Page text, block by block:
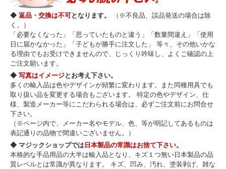
◆ 返品・交換は不可となります。
（※不良品、誤品発送の場合は除
く。）
「必要なくなった」「思っていたものと違う」「数量間違え」「使用
日に届かなかった」「子どもが勝手に注文した」 等々、その他いかな
る理由でもお受けできませんので、じっくり吟味し、よくご確認の上
ご注文願います。
◆ 写真はイメージとお考え下さい。
多くの輸入品は色やデザインが頻繁に変わります。また同種用具でも
取り扱い品を変更する場合もございます。 特定の色やデザイン、仕
様、製造メーカー等にこだわられる場合は、必ずご注文前にお問合せ
下さい。
（※ページ内で、メーカー名やモデル、色、等が明記してあるものは
表記通りの品物で間違いございません。）
◆ マジックショップでは 日本製品の常識はお捨て下さい。
本格的な手品用品の大半は輸入品となり、キズ１つ無い日本製品の品
質レベルとは常識が異なります。 キズ、凹み、汚れ、塗装剥げ、雑な